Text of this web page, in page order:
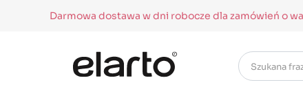
Darmowa dostawa w dni robocze dla zamówień o